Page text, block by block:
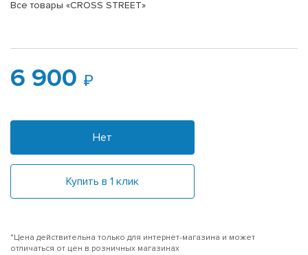
Все товары «CROSS STREET»
6 900
Нет
Купить в 1 клик
*Цена действительна только для интернет-магазина и может
отличаться от цен в розничных магазинах